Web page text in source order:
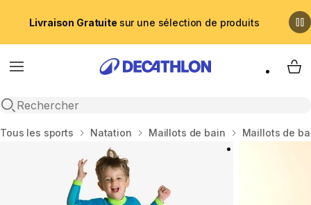
Livraison Gratuite sur une sélection de produits
Menu
Recherche ouverte
My
Accueil
Tous les sports Natation Maillots de bain Maillots de